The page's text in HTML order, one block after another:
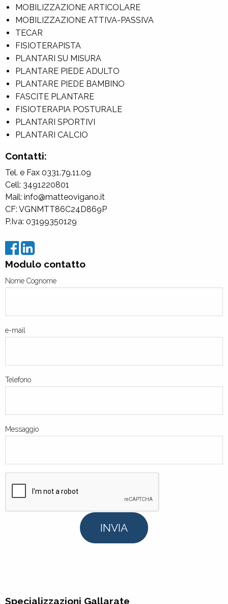
MOBILIZZAZIONE ARTICOLARE
MOBILIZZAZIONE ATTIVA-PASSIVA
TECAR
FISIOTERAPISTA
PLANTARI SU MISURA
PLANTARE PIEDE ADULTO
PLANTARE PIEDE BAMBINO
FASCITE PLANTARE
FISIOTERAPIA POSTURALE
PLANTARI SPORTIVI
PLANTARI CALCIO
Contatti:
Tel. e Fax 0331.79.11.09
Cell: 3491220801
Mail: info@matteovigano.it
CF: VGNMTT86C24D869P
P.Iva: 03199350129
Modulo contatto
Nome Cognome
e-mail
Telefono
Messaggio
INVIA
Specializzazioni Gallarate